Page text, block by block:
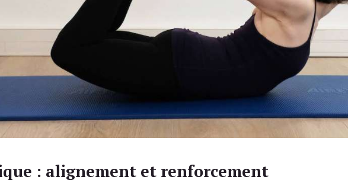
: alignement et renforcement